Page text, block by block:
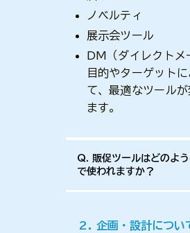
ノベルティ
展示会ツール
DM（ダイレクトメ
目的やターゲットに
て、最適なツールが
ます。
Q. 販促ツールはどのよ
で使われますか？
2. 企画・設計につい